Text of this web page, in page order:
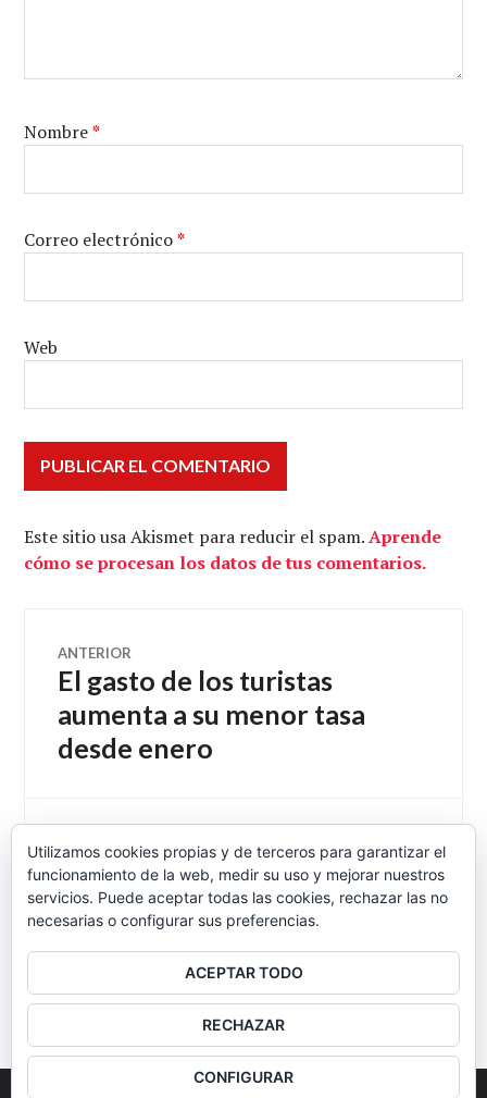
Nombre*
Correo electrónico*
Web
Este sitio usa Akismet para reducir el spam.Aprende
cómo se procesan los datos de tus comentarios.
Navegación
de
entradas
ANTERIOR
Entrada
anterior:
El gasto de los turistas
aumenta a su menor tasa
desde enero
SIGUIENTE
Entrada
siguiente:
Programa de radio del 29 de
diciembre
BARRA
LATERAL
Utilizamos cookies propias y de terceros para garantizar el
funcionamiento de la web, medir su uso y mejorar nuestros
servicios. Puede aceptar todas las cookies, rechazar las no
necesarias o configurar sus preferencias.
ACEPTAR TODO
RECHAZAR
CONFIGURAR